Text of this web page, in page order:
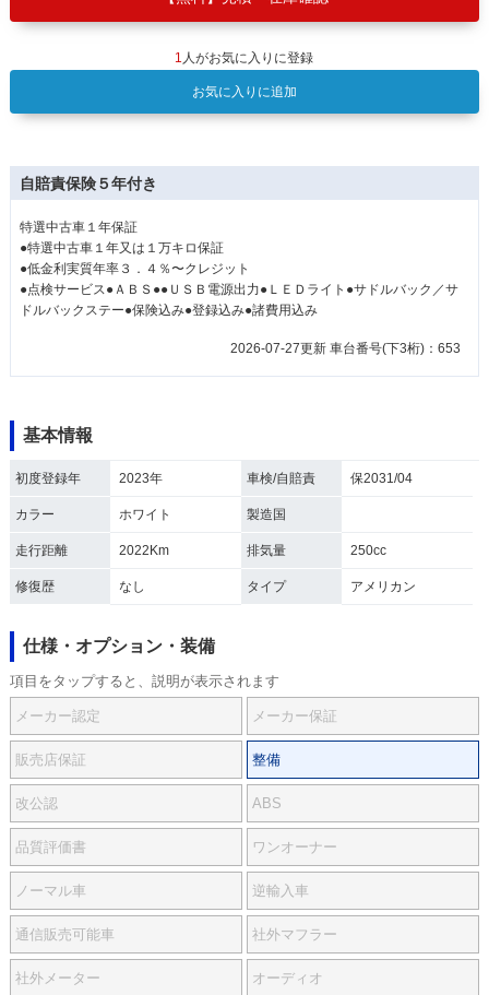
1 人がお気に入りに登録
お気に入りに追加
自賠責保険５年付き
特選中古車１年保証
●特選中古車１年又は１万キロ保証
●低金利実質年率３．４％〜クレジット
●点検サービス●ＡＢＳ●●ＵＳＢ電源出力●ＬＥＤライト●サドルバック／サ
ドルバックステー●保険込み●登録込み●諸費用込み
2026-07-27更新 車台番号(下3桁)：653
基本情報
初度登録年 2023年 車検/自賠責 保2031/04
カラー ホワイト 製造国
走行距離 2022Km 排気量 250cc
修復歴 なし タイプ アメリカン
仕様・オプション・装備
項目をタップすると、説明が表示されます
メーカー認定 メーカー保証
販売店保証 整備
改公認 ABS
品質評価書 ワンオーナー
ノーマル車 逆輸入車
通信販売可能車 社外マフラー
社外メーター オーディオ